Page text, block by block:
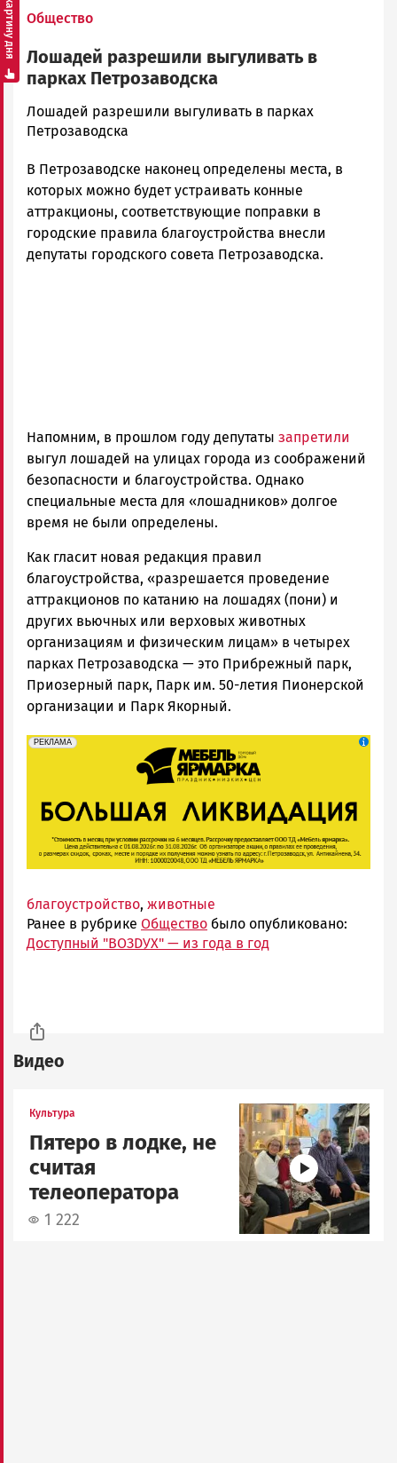
Общество
Лошадей разрешили выгуливать в
парках Петрозаводска
admintimur
Новости
и
Карелии
|
Петрозаводск
ГОВОРИТ
Лошадей разрешили выгуливать в парках
Петрозаводска
В Петрозаводске наконец определены места, в
которых можно будет устраивать конные
аттракционы, соответствующие поправки в
городские правила благоустройства внесли
депутаты городского совета Петрозаводска.
Напомним, в прошлом году депутаты запретили
выгул лошадей на улицах города из соображений
безопасности и благоустройства. Однако
специальные места для «лошадников» долгое
время не были определены.
Как гласит новая редакция правил
благоустройства, «разрешается проведение
аттракционов по катанию на лошадях (пони) и
других вьючных или верховых животных
организациям и физическим лицам» в четырех
парках Петрозаводска — это Прибрежный парк,
Приозерный парк, Парк им. 50-летия Пионерской
организации и Парк Якорный.
erid: 2SDnjeFymr3
РЕКЛАМА
Реклама
благоустройство, животные
Ранее в рубрике Общество было опубликовано:
Доступный "ВОЗDУХ" — из года в год
Видео
Культура
Пятеро в лодке, не
считая
телеоператора
1 222
Image